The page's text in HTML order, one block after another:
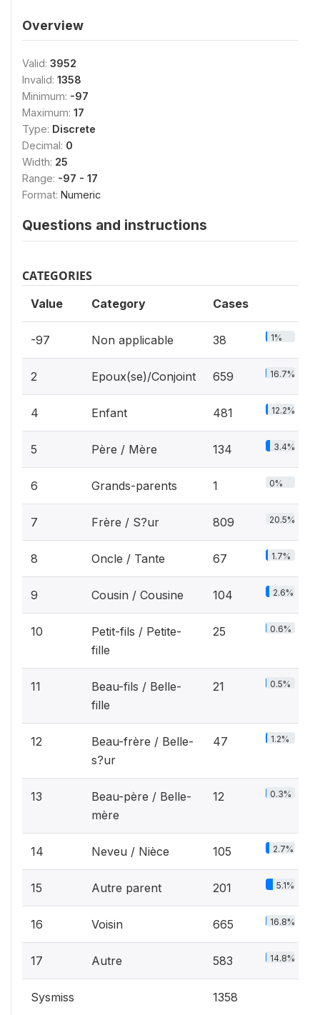
Overview
Valid: 3952
Invalid: 1358
Minimum: -97
Maximum: 17
Type: Discrete
Decimal: 0
Width: 25
Range: -97 - 17
Format: Numeric
Questions and instructions
CATEGORIES
Value Category Cases
-97 Non applicable 38 1%
2 Epoux(se)/Conjoint 659 16.7%
4 Enfant 481 12.2%
5 Père / Mère 134 3.4%
6 Grands-parents 1 0%
7 Frère / S?ur 809 20.5%
8 Oncle / Tante 67 1.7%
9 Cousin / Cousine 104 2.6%
10
Petit-fils / Petite-
fille
25 0.6%
11
Beau-fils / Belle-
fille
21 0.5%
12
Beau-frère / Belle-
s?ur
47 1.2%
13
Beau-père / Belle-
mère
12 0.3%
14 Neveu / Nièce 105 2.7%
15 Autre parent 201 5.1%
16 Voisin 665 16.8%
17 Autre 583 14.8%
Sysmiss 1358